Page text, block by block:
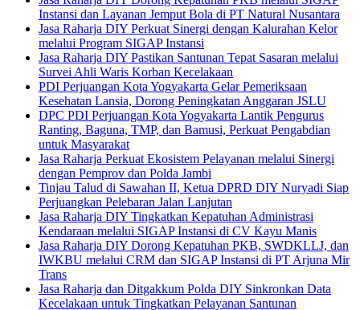
Instansi dan Layanan Jemput Bola di PT Natural Nusantara
Jasa Raharja DIY Perkuat Sinergi dengan Kalurahan Kelor
melalui Program SIGAP Instansi
Jasa Raharja DIY Pastikan Santunan Tepat Sasaran melalui
Survei Ahli Waris Korban Kecelakaan
PDI Perjuangan Kota Yogyakarta Gelar Pemeriksaan
Kesehatan Lansia, Dorong Peningkatan Anggaran JSLU
DPC PDI Perjuangan Kota Yogyakarta Lantik Pengurus
Ranting, Baguna, TMP, dan Bamusi, Perkuat Pengabdian
untuk Masyarakat
Jasa Raharja Perkuat Ekosistem Pelayanan melalui Sinergi
dengan Pemprov dan Polda Jambi
Tinjau Talud di Sawahan II, Ketua DPRD DIY Nuryadi Siap
Perjuangkan Pelebaran Jalan Lanjutan
Jasa Raharja DIY Tingkatkan Kepatuhan Administrasi
Kendaraan melalui SIGAP Instansi di CV Kayu Manis
Jasa Raharja DIY Dorong Kepatuhan PKB, SWDKLLJ, dan
IWKBU melalui CRM dan SIGAP Instansi di PT Arjuna Mir
Trans
Jasa Raharja dan Ditgakkum Polda DIY Sinkronkan Data
Kecelakaan untuk Tingkatkan Pelayanan Santunan